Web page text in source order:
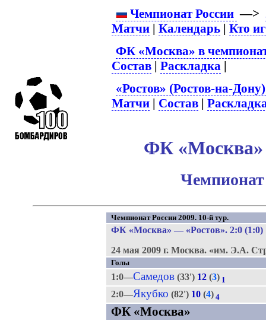
Чемпионат России —>
Матчи |Календарь |Кто
ФК «Москва» в
Состав |Раскладка |
«Ростов» (Ростов-на-
Матчи | Состав |
ФК «Москва»
Чемпионат
Чемпионат России 2009. 10-й тур.
ФК «Москва» — «Ростов». 2:0 (1:0)
24 мая 2009 г. Москва. «им. Э.А.
Голы
1:0—Самедов(33') 12(3) 1
2:0—Якубко (82') 10(4) 4
ФК «Москва»